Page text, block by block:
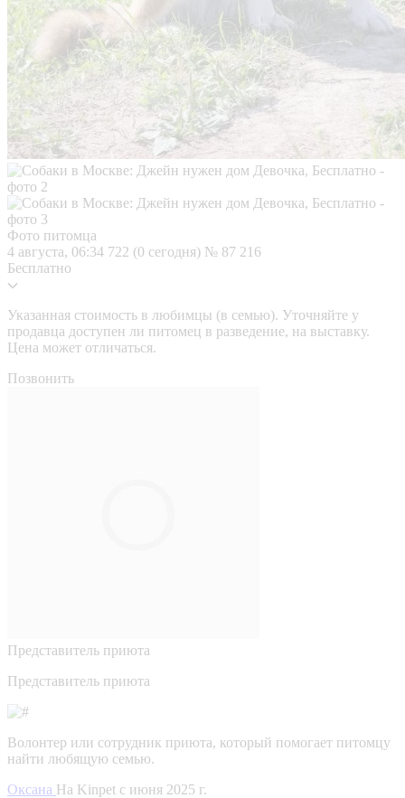
Фото питомца
4 августа, 06:34 722 (0 сегодня) № 87 216
Бесплатно
Указанная стоимость в любимцы (в семью). Уточняйте у
продавца доступен ли питомец в разведение, на выставку.
Цена может отличаться.
Позвонить
Представитель приюта
Представитель приюта
Волонтер или сотрудник приюта, который помогает питомцу
найти любящую семью.
Оксана На Kinpet c июня 2025 г.